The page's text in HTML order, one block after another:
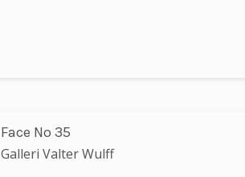
Face No 35
Galleri Valter Wulff